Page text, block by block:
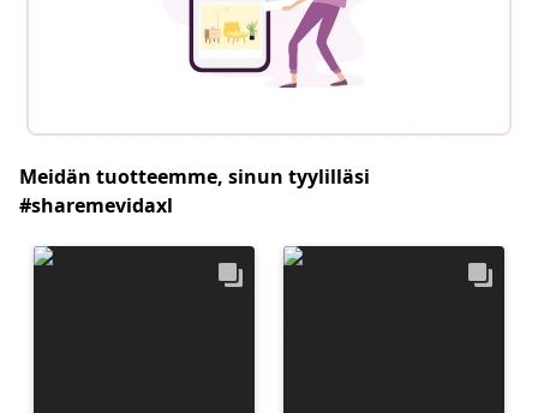
Meidän tuotteemme, sinun tyylilläsi
#sharemevidaxl